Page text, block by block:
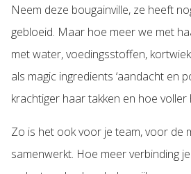
Neem deze bougainville, ze heeft
gebloeid. Maar hoe meer we met
met water, voedingsstoffen,
als magic ingredients ‘aandacht en
krachtiger haar takken en hoe voller
Zo is het ook voor je team, voor de
samenwerkt. Hoe meer verbinding